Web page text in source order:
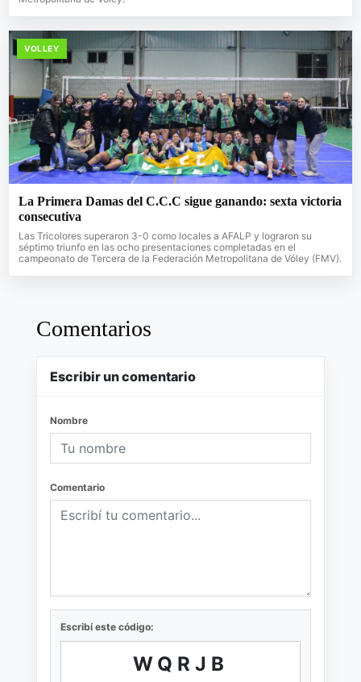
VOLLEY
La Primera Damas del C.C.C sigue ganando: sexta victoria
consecutiva
Las Tricolores superaron 3-0 como locales a AFALP y lograron su
séptimo triunfo en las ocho presentaciones completadas en el
campeonato de Tercera de la Federación Metropolitana de Vóley (FMV).
Comentarios
Escribir un comentario
Nombre
Comentario
Escribí este código:
WQRJB